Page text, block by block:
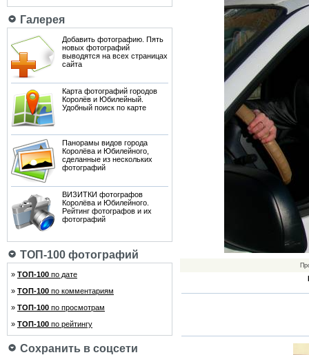
Галерея
Добавить фотографию. Пять
новых фотографий
выводятся на всех страницах
сайта
Карта фотографий городов
Королёв и Юбилейный.
Удобный поиск по карте
Панорамы видов города
Королёва и Юбилейного,
сделанные из нескольких
фотографий
ВИЗИТКИ фотографов
Королёва и Юбилейного.
Рейтинг фотографов и их
фотографий
ТОП-100 фотографий
» ТОП-100 по дате
» ТОП-100 по комментариям
» ТОП-100 по просмотрам
» ТОП-100 по рейтингу
Сохранить в соцсети